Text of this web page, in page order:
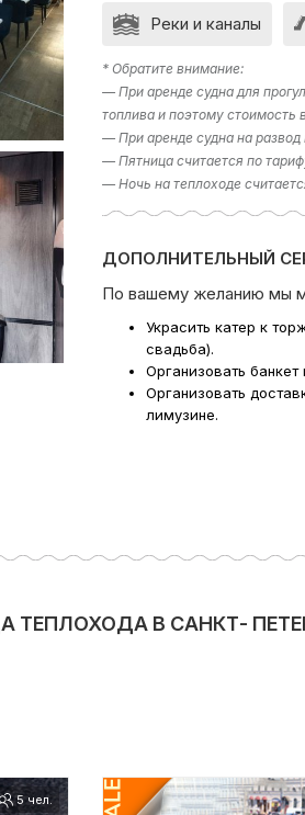
Реки и каналы
* Обратите внимание:
— При аренде судна для
топлива и поэтому стоимость
— При аренде судна на
— Пятница считается по
— Ночь на теплоходе
ДОПОЛНИТЕЛЬНЫЙ
По вашему желанию мы
Украсить катер к
свадьба).
Организовать
Организовать
лимузине.
В САНКТ-
5 чел.